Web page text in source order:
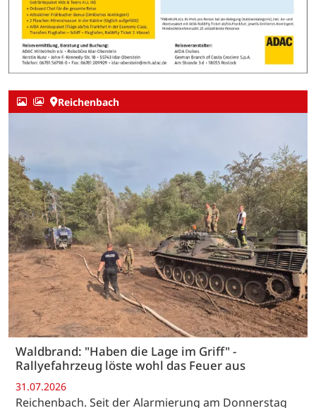
Reichenbach
Waldbrand: "Haben die Lage im Griff" -
Rallyefahrzeug löste wohl das Feuer aus
31.07.2026
Reichenbach. Seit der Alarmierung am Donnerstag